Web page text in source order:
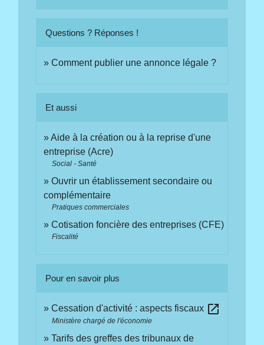
Questions ? Réponses !
Comment publier une annonce légale ?
Et aussi
Aide à la création ou à la reprise d'une
entreprise (Acre)
Social - Santé
Ouvrir un établissement secondaire ou
complémentaire
Pratiques commerciales
Cotisation foncière des entreprises (CFE)
Fiscalité
Pour en savoir plus
Cessation d'activité : aspects fiscaux open_in_new
Ministère chargé de l'économie
Tarifs des greffes des tribunaux de